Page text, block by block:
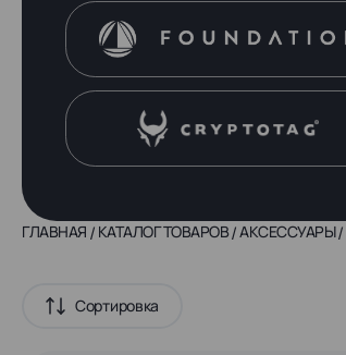
ГЛАВНАЯ КАТАЛОГ ТОВАРОВ АКСЕССУАРЫ
Сортировка